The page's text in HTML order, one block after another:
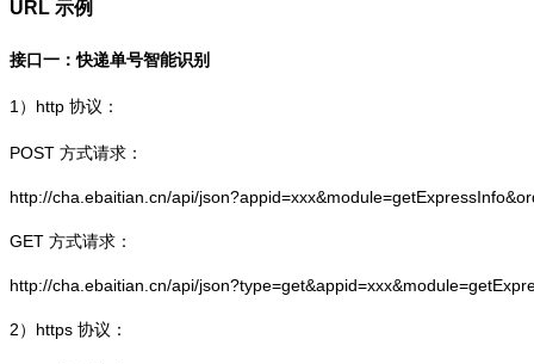
URL 示例
接口一：快递单号智能识别
1） http 协议：
POST 方式请求：
http://cha.ebaitian.cn/api/
GET 方式请求：
http://cha.ebaitian.cn/api/
2） https 协议：